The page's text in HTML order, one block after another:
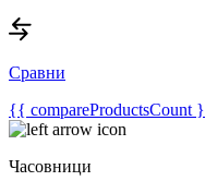
Сравни
{{ compareProductsCount
Часовници